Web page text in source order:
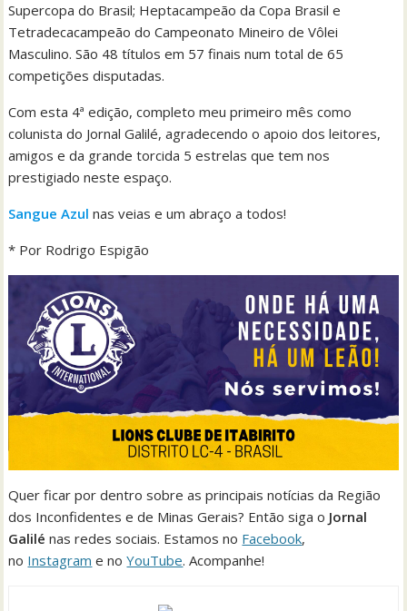
Supercopa do Brasil; Heptacampeão da Copa Brasil e
Tetradecacampeão do Campeonato Mineiro de Vôlei
Masculino. São 48 títulos em 57 finais num total de 65
competições disputadas.
Com esta 4ª edição, completo meu primeiro mês como
colunista do Jornal Galilé, agradecendo o apoio dos leitores,
amigos e da grande torcida 5 estrelas que tem nos
prestigiado neste espaço.
Sangue Azul nas veias e um abraço a todos!
* Por Rodrigo Espigão
Quer ficar por dentro sobre as principais notícias da Região
dos Inconfidentes e de Minas Gerais? Então siga o Jornal
Galilé nas redes sociais. Estamos no Facebook,
no Instagram e noYouTube. Acompanhe!